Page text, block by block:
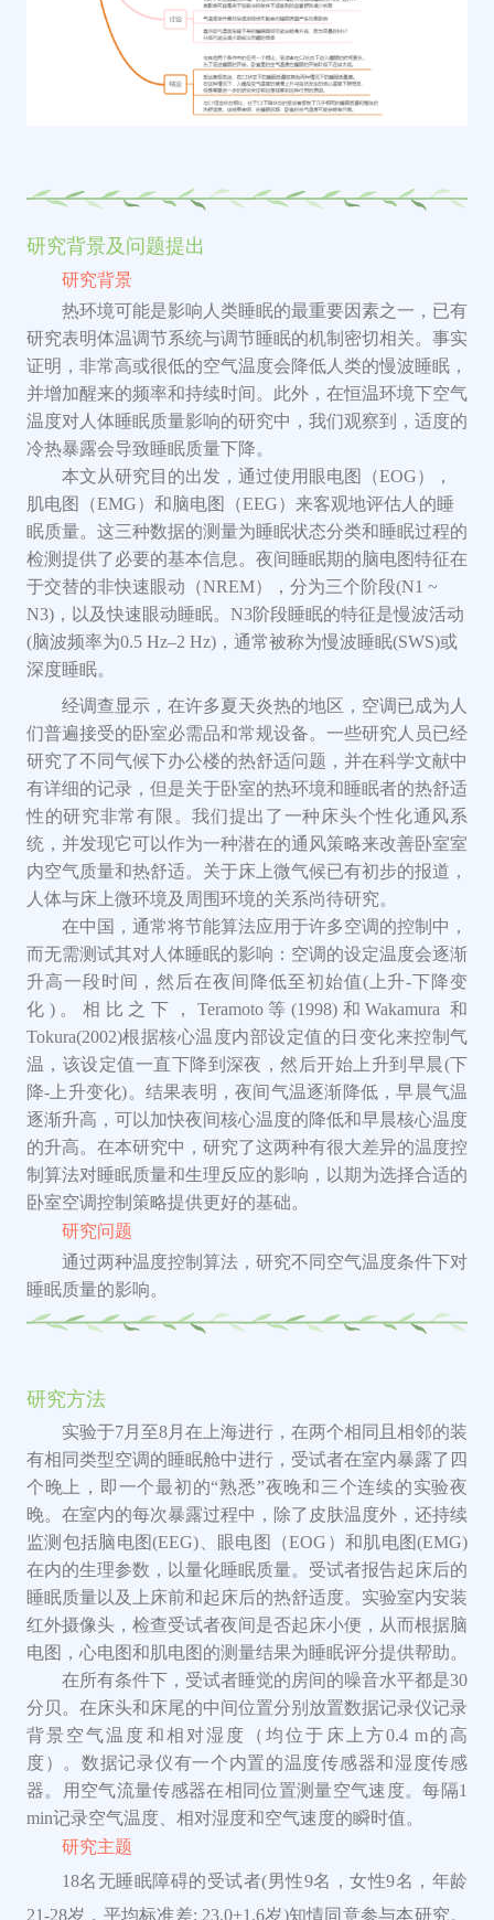
研究背景及问题提出
研究背景
热环境可能是影响人类睡眠的最重要因素之一， 已有
研究表明体温调节系统与调节睡眠的机制 密切相关。事实
证明，非常高或很低的空气温度会降低人类的慢波睡眠，
并增加醒来的频率和持续时间。此外，在恒温环境下空气
温度对人体睡眠质量影响的研究中，我们观察到，适度的
冷热暴露会导致睡眠质量下降。
本文从研究目的出发，通过使用眼电图（EOG），
肌电图（EMG）和脑电图（EEG）来客观地评估人的睡
眠质量。 这三种数据的测量为睡眠状态分类和睡眠过程的
检测提供了必要的基本信息。夜间睡眠期的脑电图特征在
于交替的非快速眼动（NREM），分为三个阶段(N1 ~
N3)， 以及快速眼动睡眠。 N3阶段睡眠的特征是慢波活动
(脑波频率为0.5 Hz–2 Hz)，通常被称为慢波睡眠(SWS)或
深度睡眠。
经调查显示， 在许多夏天炎热的地区，空调已成为人
们普遍接受的卧室必需品和常规设备。一些研究人员已经
研究了不同气候下办公楼的热舒适问题，并在科学文献中
有详细的记录，但是关于卧室的热环境和睡眠者的热舒适
性的研究非常有限。我们提出了一种床头个性化通风系
统，并发现它可以作为一种潜在的通风策略来改善卧室室
内空气质量和热舒适。关于床上微气候已有初步的报道，
人体与床上微环境及周围环境的关系尚待研究。
在中国，通常将节能算法应用于许多空调的控制中，
而无需测试其对人体睡眠的影响：空调的设定温度会逐渐
升高一段时间，然后在夜间降低至初始值(上升-下降变
化 )。相比之下，Teramoto等(1998)和Wakamura和
Tokura(2002)根据核心温度内部设定值的日变化来控制气
温，该设定值一直下降到深夜，然后开始上升到早晨(下
降-上升变化)。结果表明，夜间气温逐渐降低，早晨气温
逐渐升高，可以加快夜间核心温度的降低和早晨核心温度
的升高。在本研究中，研究了这两种有很大差异的温度控
制算法对睡眠质量和生理反应的影响， 以期为选择合适的
卧室空调控制策略提供更好的基础。
研究问题
通过两种温度控制算法，研究不同空气温度条件下对
睡眠质量的影响。
研究方法
实验于7月至8月在上海进行，在两个相同且相邻的装
有相同类型空调的睡眠舱中进行 ， 受试者在室内暴露了四
个晚上，即一个最初的“熟悉”夜晚和三个连续的实验夜
晚。在室内的每次暴露过程中，除了皮肤温度外，还持续
监测包括脑电图(EEG)、 眼电图（EOG） 和肌电图(EMG)
在内的生理参数，以量化睡眠质量。受试者报告起床后的
睡眠质量以及上床前和起床后的热舒适度。实验室内安装
红外摄像头，检查受试者夜间是否起床小便 ，从而根据脑
电图，心电图和肌电图的测量结果为睡眠评分提供帮助。
在所有条件下，受试者睡觉的房间的噪音水平都是30
分贝 。 在床头和床尾的中间位置分别放置数据记录仪记录
背景空气温度和相对湿度
（均位于 床上方0.4 m的高
度）
。数据记录仪有一个内置的温度传感器和湿度传感
器。用空气流量传感器在相同位置测量空气速度。每隔1
min记录空气温度、相对湿度和空气速度的瞬时值。
研究主题
18名无睡眠障碍的受试者(男性9名，女性9名，年龄
21-28岁，平均标准差: 23.0±1.6岁)知情同意参与本研究。